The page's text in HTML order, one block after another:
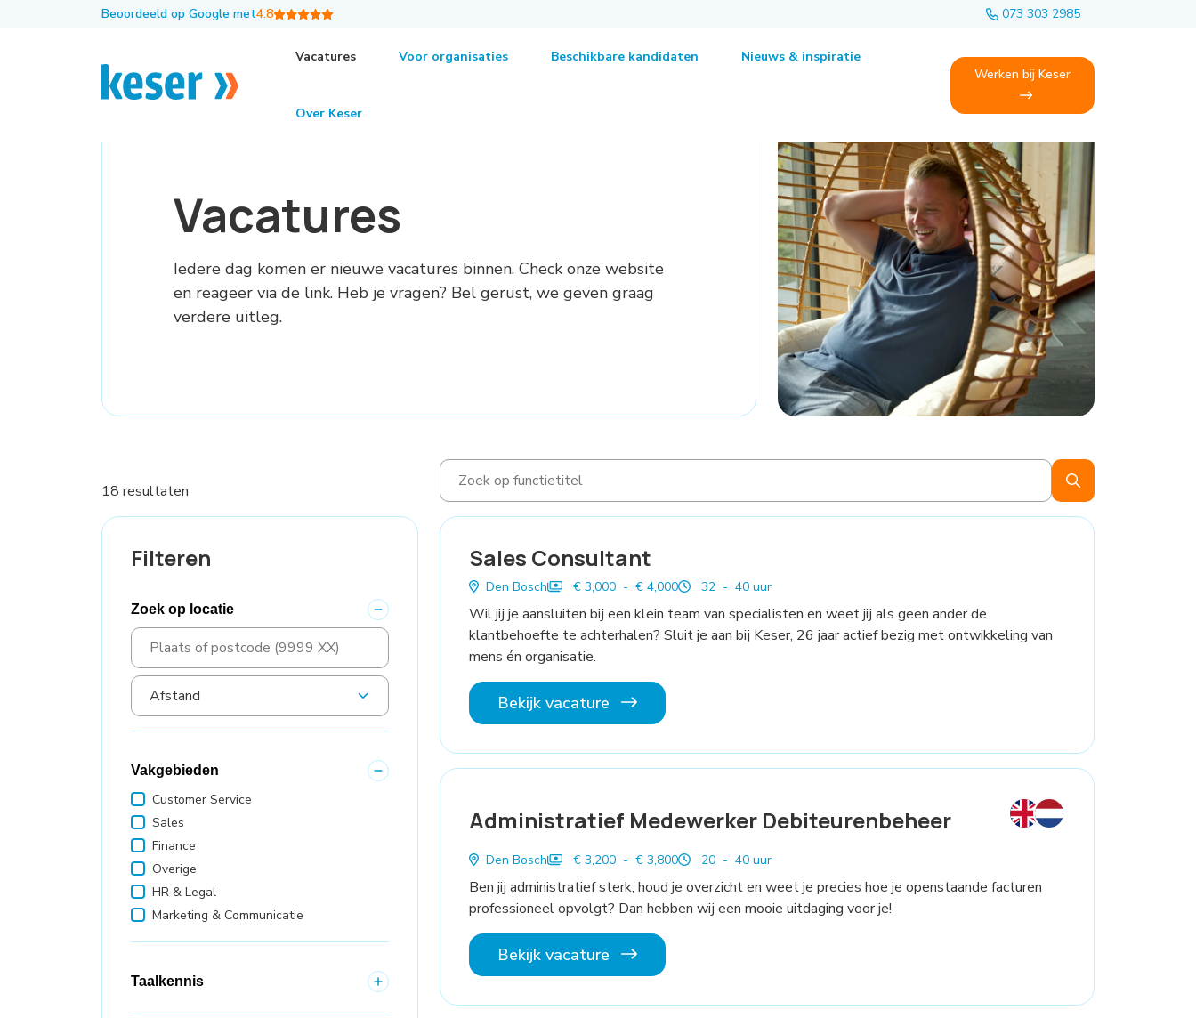
Beoordeeld op Google met4.8 073 303 2985
Vacatures Voor organisaties Beschikbare kandidaten Nieuws & inspiratie
Over Keser
Werken bij Keser
Vacatures
Iedere dag komen er nieuwe vacatures binnen. Check onze website
en reageer via de link. Heb je vragen? Bel gerust, we geven graag
verdere uitleg.
18 resultaten
Filteren
Zoek op locatie
Vakgebieden
Customer Service
Sales
Finance
Overige
HR & Legal
Marketing & Communicatie
Taalkennis
Sales Consultant
Den Bosch € 3,000 - € 4,000 32 - 40 uur
Wil jij je aansluiten bij een klein team van specialisten en weet jij als geen ander de
klantbehoefte te achterhalen? Sluit je aan bij Keser, 26 jaar actief bezig met ontwikkeling van
mens én organisatie.
Bekijk vacature
Administratief Medewerker Debiteurenbeheer
Den Bosch € 3,200 - € 3,800 20 - 40 uur
Ben jij administratief sterk, houd je overzicht en weet je precies hoe je openstaande facturen
professioneel opvolgt? Dan hebben wij een mooie uitdaging voor je!
Bekijk vacature